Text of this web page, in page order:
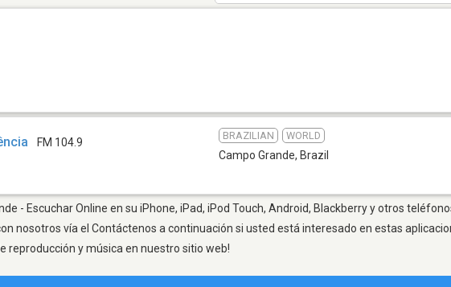
FM 104.9
BRAZILIAN WORLD
Campo Grande, Brazil
- Escuchar Online en su iPhone, iPad, iPod Touch, Android, Blackberry y otros
nosotros vía el Contáctenos a continuación si usted está interesado en estas
reproducción y música en nuestro sitio web!